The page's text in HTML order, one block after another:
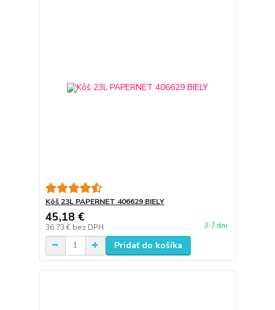
Kôš 23L PAPERNET 406629 BIELY
45,18 €
36,73 € bez DPH 3-7 dni
Pridať do košíka